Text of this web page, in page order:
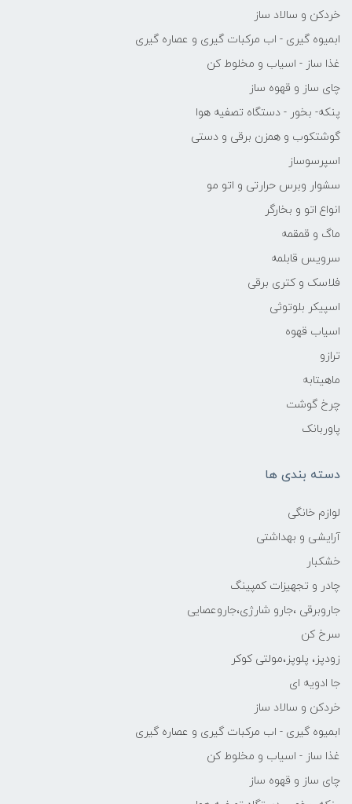
خردکن و سالاد ساز
ابمیوه گیری - اب مرکبات گیری و عصاره گیری
غذا ساز - اسیاب و مخلوط کن
چای ساز و قهوه ساز
پنکه- بخور - دستگاه تصفیه هوا
گوشتکوب و همزن برقی و دستی
اسپرسوساز
سشوار وبرس حرارتی و اتو مو
انواع اتو و بخارگر
ماگ و قمقمه
سرویس قابلمه
فلاسک و کتری برقی
اسپیکر بلوتوثی
اسیاب قهوه
ترازو
ماهیتابه
چرخ گوشت
پاوربانک
دسته بندی ها
لوازم خانگی
آرایشی و بهداشتی
خشکبار
چادر و تجهیزات کمپینگ
جاروبرقی ،جارو شارژی،جاروعصایی
سرخ کن
زودپز، پلوپز،مولتی کوکر
جا ادویه ای
خردکن و سالاد ساز
ابمیوه گیری - اب مرکبات گیری و عصاره گیری
غذا ساز - اسیاب و مخلوط کن
چای ساز و قهوه ساز